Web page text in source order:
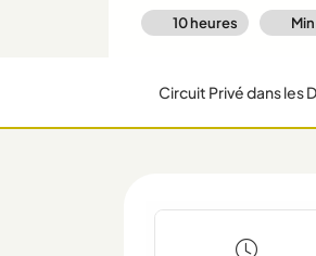
10 heures Min